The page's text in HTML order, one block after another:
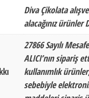
Diva Çikolata
alacağınız ürünler
27866 Sayılı
ALICI’nın sipariş
kullanımlık
sebebiyle